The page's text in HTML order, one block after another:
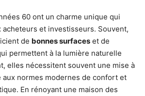
60 ont un charme unique qui
et investisseurs. Souvent,
de bonnes surfaces et de
permettent à la lumière naturelle
elles nécessitent souvent une mise à
normes modernes de confort et
En rénoyant une maison des